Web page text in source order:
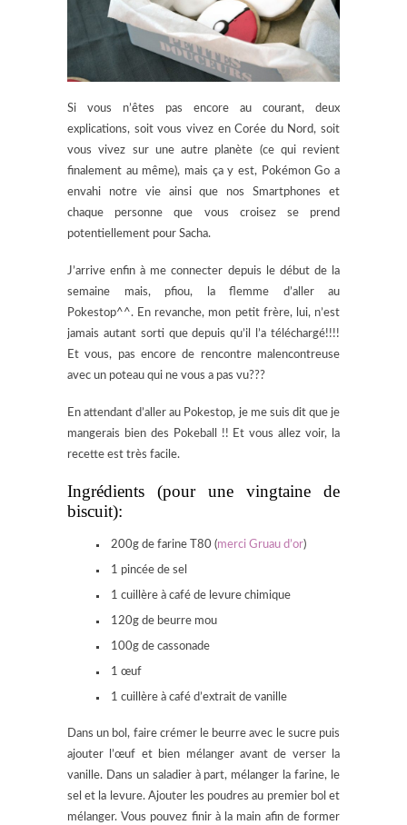
Si vous n’êtes pas encore au courant, deux
explications, soit vous vivez en Corée du Nord, soit
vous vivez sur une autre planète (ce qui revient
finalement au même), mais ça y est, Pokémon Go a
envahi notre vie ainsi que nos Smartphones et
chaque personne que vous croisez se prend
potentiellement pour Sacha.
J’arrive enfin à me connecter depuis le début de la
semaine mais, pfiou, la flemme d’aller au
Pokestop^^. En revanche, mon petit frère, lui, n’est
jamais autant sorti que depuis qu’il l’a téléchargé!!!!
Et vous, pas encore de rencontre malencontreuse
avec un poteau qui ne vous a pas vu???
En attendant d’aller au Pokestop, je me suis dit que je
mangerais bien des Pokeball !! Et vous allez voir, la
recette est très facile.
Ingrédients (pour une vingtaine de
biscuit):
200g de farine T80 (merci Gruau d’or)
1 pincée de sel
1 cuillère à café de levure chimique
120g de beurre mou
100g de cassonade
1 œuf
1 cuillère à café d’extrait de vanille
Dans un bol, faire crémer le beurre avec le sucre puis
ajouter l’œuf et bien mélanger avant de verser la
vanille. Dans un saladier à part, mélanger la farine, le
sel et la levure. Ajouter les poudres au premier bol et
mélanger. Vous pouvez finir à la main afin de former